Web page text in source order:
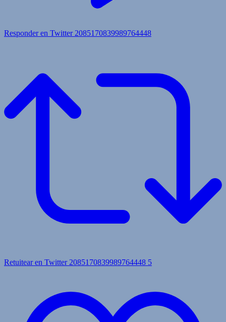
Responder en Twitter 2085170839989764448
Retuitear en Twitter 2085170839989764448 5